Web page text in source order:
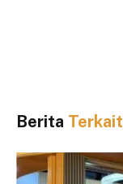
Berita Terkait